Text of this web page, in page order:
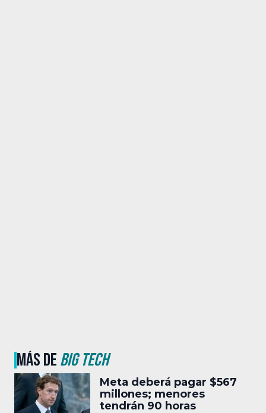
MÁS DEBIG TECH
Meta deberá pagar $567
millones; menores
tendrán 90 horas